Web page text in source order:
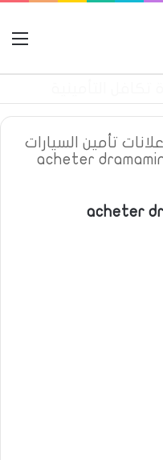
اعلانات تأمين السيارات
acheter
acheter